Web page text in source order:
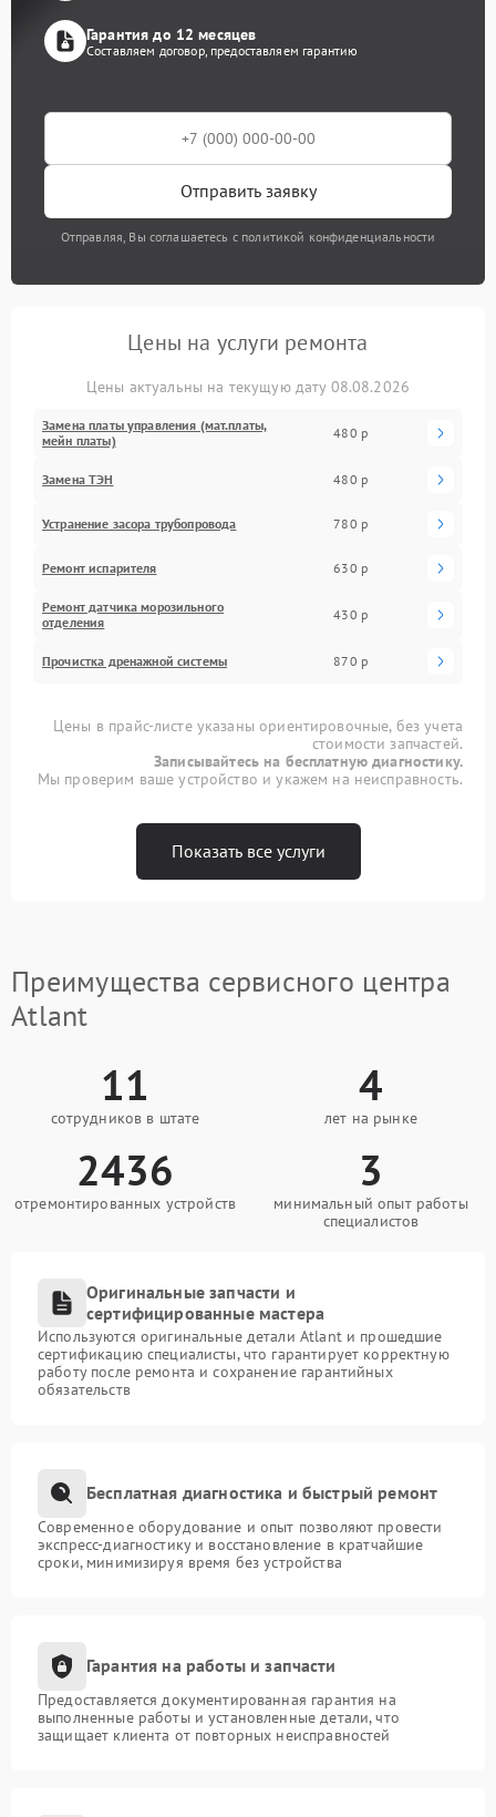
Гарантия до 12 месяцев
Составляем договор, предоставляем гарантию
Отправить заявку
Отправляя, Вы соглашаетесь с политикой конфиденциальности
Цены на услуги ремонта
Цены актуальны на текущую дату 08.08.2026
Замена платы управления (мат.платы,
мейн платы)
480 р
Замена ТЭН 480 р
Устранение засора трубопровода 780 р
Ремонт испарителя 630 р
Ремонт датчика морозильного
отделения
430 р
Прочистка дренажной системы 870 р
Цены в прайс-листе указаны ориентировочные, без учета
стоимости запчастей.
Записывайтесь на бесплатную диагностику.
Мы проверим ваше устройство и укажем на неисправность.
Показать все услуги
Преимущества сервисного центра
Atlant
11
сотрудников в штате
4
лет на рынке
2436
отремонтированных устройств
3
минимальный опыт работы
специалистов
Оригинальные запчасти и
сертифицированные мастера
Используются оригинальные детали Atlant и прошедшие
сертификацию специалисты, что гарантирует корректную
работу после ремонта и сохранение гарантийных
обязательств
Бесплатная диагностика и быстрый ремонт
Современное оборудование и опыт позволяют провести
экспресс-диагностику и восстановление в кратчайшие
сроки, минимизируя время без устройства
Гарантия на работы и запчасти
Предоставляется документированная гарантия на
выполненные работы и установленные детали, что
защищает клиента от повторных неисправностей